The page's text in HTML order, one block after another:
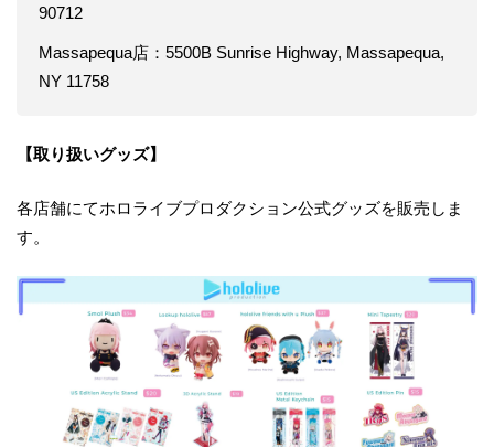
90712
Massapequa店：5500B Sunrise Highway, Massapequa,
NY 11758
【取り扱いグッズ】
各店舗にてホロライブプロダクション公式グッズを販売しま
す。